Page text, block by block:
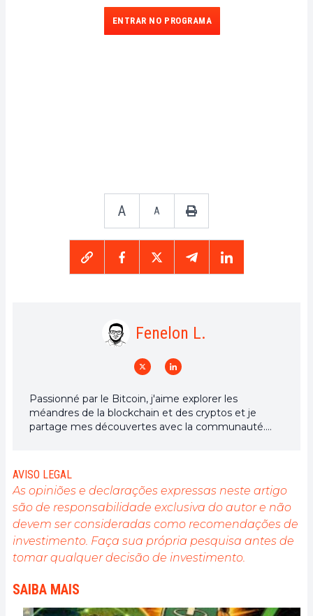
ENTRAR NO PROGRAMA
A A
Fenelon L.
Passionné par le Bitcoin, j'aime explorer les
méandres de la blockchain et des cryptos et je
partage mes découvertes avec la communauté.
tous, et je crois fermement que Bitcoin est l'outil
qui peut rendre cela possible.
AVISO LEGAL
As opiniões e declarações expressas neste artigo
são de responsabilidade exclusiva do autor e não
devem ser consideradas como recomendações de
investimento. Faça sua própria pesquisa antes de
tomar qualquer decisão de investimento.
SAIBA MAIS